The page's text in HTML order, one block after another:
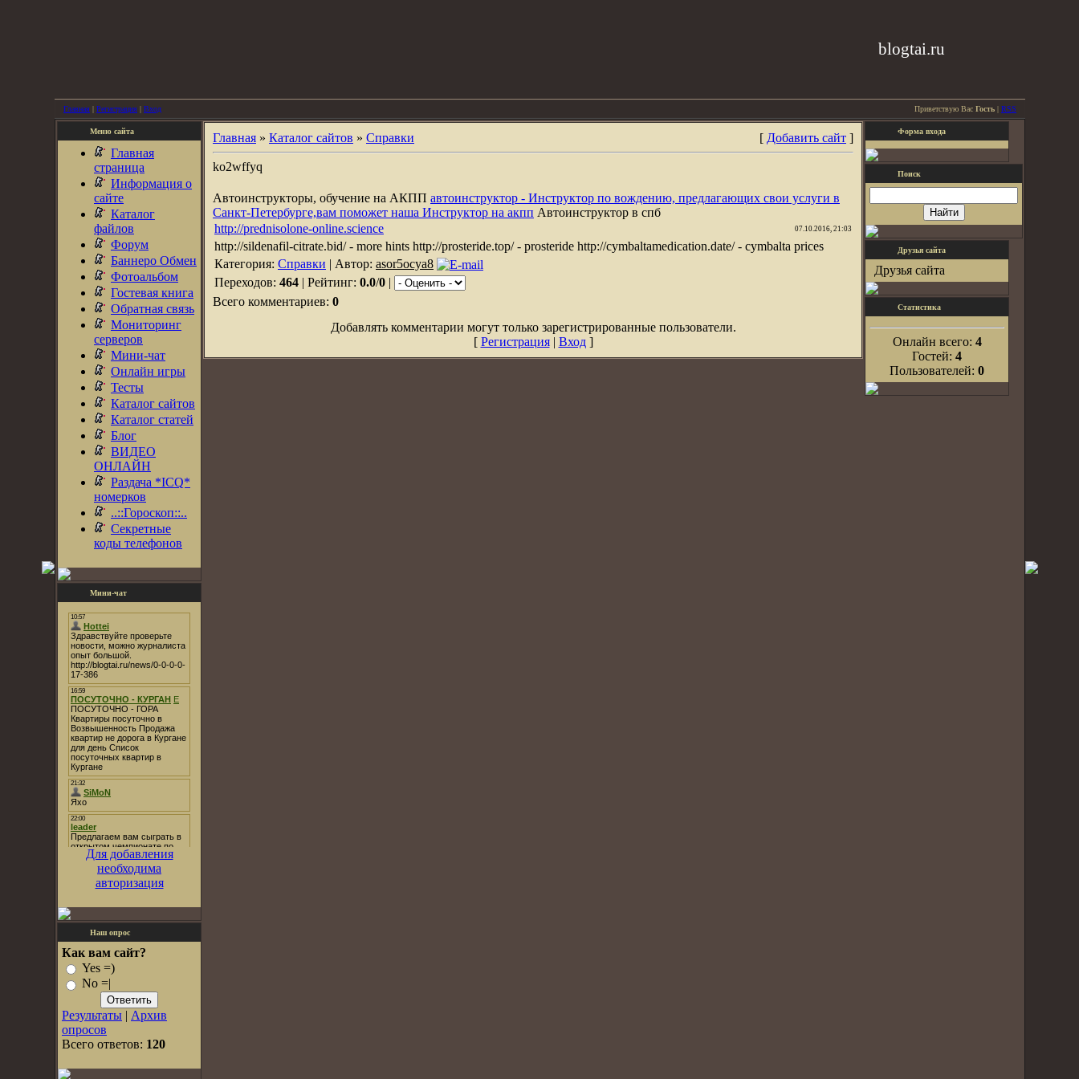
blogtai.ru
Главная | Регистрация | Вход Приветствую Вас Гость | RSS
Меню сайта
Главная
страница
Информация о
сайте
Каталог
файлов
Форум
Баннеро Обмен
Фотоальбом
Гостевая книга
Обратная связь
Мониторинг
серверов
Мини-чат
Онлайн игры
Тесты
Каталог сайтов
Каталог статей
Блог
ВИДЕО
ОНЛАЙН
Раздача *ICQ*
номерков
..::Гороскоп::..
Секретные
коды телефонов
Мини-чат
Для добавления
необходима
авторизация
Наш опрос
Как вам сайт?
Yes =)
No =|
Результаты | Архив
опросов
Всего ответов: 120
Главная » Каталог сайтов » Справки [ Добавить сайт ]
ko2wffyq
Автоинструкторы, обучение на АКПП автоинструктор - Инструктор по вождению, предлагающих свои услуги в
Санкт-Петербурге,вам поможет наша Инструктор на акпп Автоинструктор в спб
http://prednisolone-online.science
07.10.2016, 21:03
http://sildenafil-citrate.bid/ - more hints http://prosteride.top/ - prosteride http://cymbaltamedication.date/ - cymbalta prices
Категория: Справки | Автор: asor5ocya8
Переходов: 464 | Рейтинг: 0.0/0 |
Всего комментариев: 0
Добавлять комментарии могут только зарегистрированные пользователи.
[ Регистрация| Вход]
Форма входа
Поиск
Друзья сайта
Друзья сайта
Статистика
Онлайн всего: 4
Гостей: 4
Пользователей: 0